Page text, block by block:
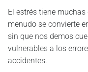
El estrés tiene
menudo se convierte
sin que nos demos
vulnerables a los
accidentes.